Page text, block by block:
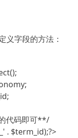
义字段的方法：
代码即可**/
. $term_id);?>